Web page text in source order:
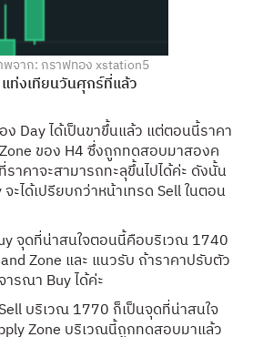
พจาก: กราฟทอง xstation5
แท่งเทียนวันศุกร์ที่แล้ว
ง Day ได้เป็นขาขึ้นแล้ว แต่ตอนนี้ราคา
ของ H4 ซึ่งถูกทดสอบมาสองค
าคาจะสามารถทะลุขึ้นไปได้ค่ะ ดังนั้น
จะได้เปรียบกว่าหน้าเทรด Sell ในตอน
จุดที่น่าสนใจตอนนี้คือบริเวณ 1740
Zone และ แนวรับ ถ้าราคาปรับตัว
รณา Buy ได้ค่ะ
บริเวณ 1770 ก็เป็นจุดที่น่าสนใจ
Zone บริเวณนี้ถูกทดสอบมาแล้ว